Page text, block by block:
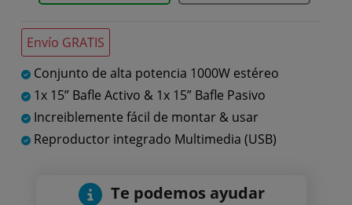
Envío GRATIS
Conjunto de alta potencia 1000W estéreo
1x 15” Bafle Activo & 1x 15” Bafle Pasivo
Increiblemente fácil de montar & usar
Reproductor integrado Multimedia (USB)
Te podemos ayudar